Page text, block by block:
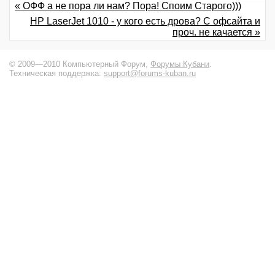
« ОФФ а не пора ли нам? Пора! Споим Старого)))
HP LaserJet 1010 - у кого есть дрова? С офсайта и
проч. не качается »
© 2009—2010 Компьютерный Форум, Форумы Кубани.
Техническая поддержка: support@forums-kuban.ru